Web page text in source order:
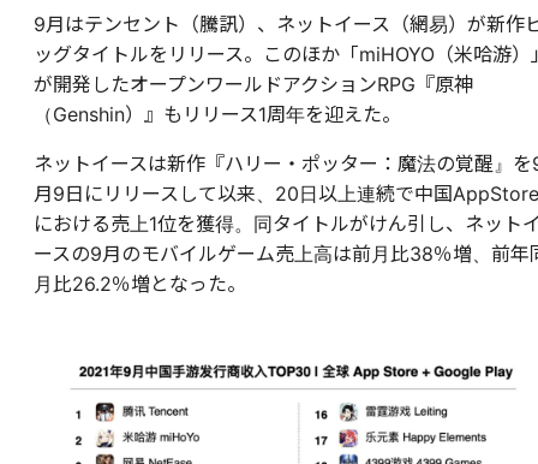
9月はテンセント（騰訊）、ネットイース（網易）が新作
ッグタイトルをリリース。このほか「miHOYO（米哈游）
が開発したオープンワールドアクションRPG『原神
（Genshin）』もリリース1周年を迎えた。
ネットイースは新作『ハリー・ポッター：魔法の覚醒』を
月9日にリリースして以来、20日以上連続で中国AppStore
における売上1位を獲得。同タイトルがけん引し、ネット
ースの9月のモバイルゲーム売上高は前月比38％増、前年
月比26.2％増となった。